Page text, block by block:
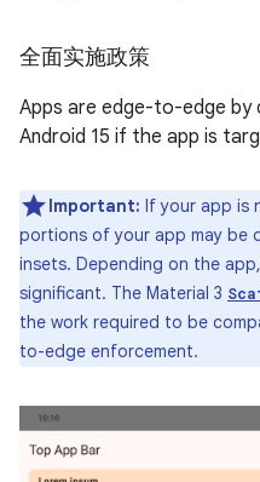
全面实施政策
Apps are edge-to-edge by
Android 15 if the app is
Important: If your app is
portions of your app may be
insets. Depending on the
significant. The Material 3
the work required to be
to-edge enforcement.